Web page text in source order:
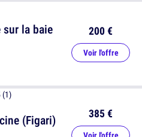
sur la baie
200 €
Voir l'offre
(Figari) 385 €